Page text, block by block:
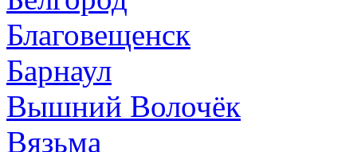
Благовещенск
Барнаул
Вышний Волочёк
Вязьма